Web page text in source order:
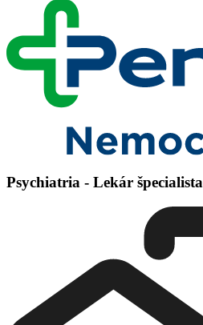
Psychiatria - Lekár